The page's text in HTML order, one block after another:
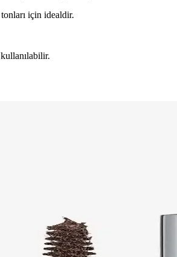
için idealdir.
belirgin kaşlar sağlar, kullanıcı
Seçenekleri ve Kullanım
kalıcı kaş görünümü sağlar. Bu